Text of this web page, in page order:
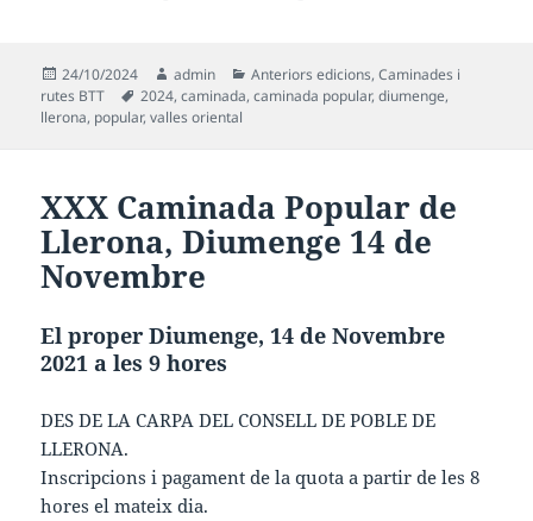
Publicat
el
24/10/2024 Autor
admin Categories
Anteriors edicions,Caminades i
rutes BTT
Etiquetes
2024,caminada,caminada popular,diumenge,
llerona, popular,valles oriental
XXX Caminada Popular de
Llerona, Diumenge 14 de
Novembre
El proper Diumenge, 14 de Novembre
2021 a les 9 hores
DES DE LA CARPA DEL CONSELL DE POBLE DE
LLERONA.
Inscripcions i pagament de la quota a partir de les 8
hores el mateix dia.